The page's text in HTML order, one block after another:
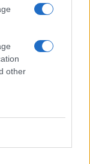
other